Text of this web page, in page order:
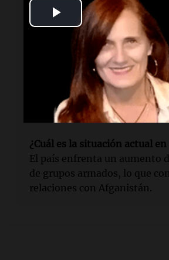
Play
Video
¿Quién podría ser responsable?
Las autoridades apuntan al
probable autor del atentado.
¿Qué antecedentes hay?
El ataque sigue a un atentado
mató a 15 policías.
¿Cuál es la situación actual
El país enfrenta un aumento
de grupos armados, lo que
relaciones con Afganistán.